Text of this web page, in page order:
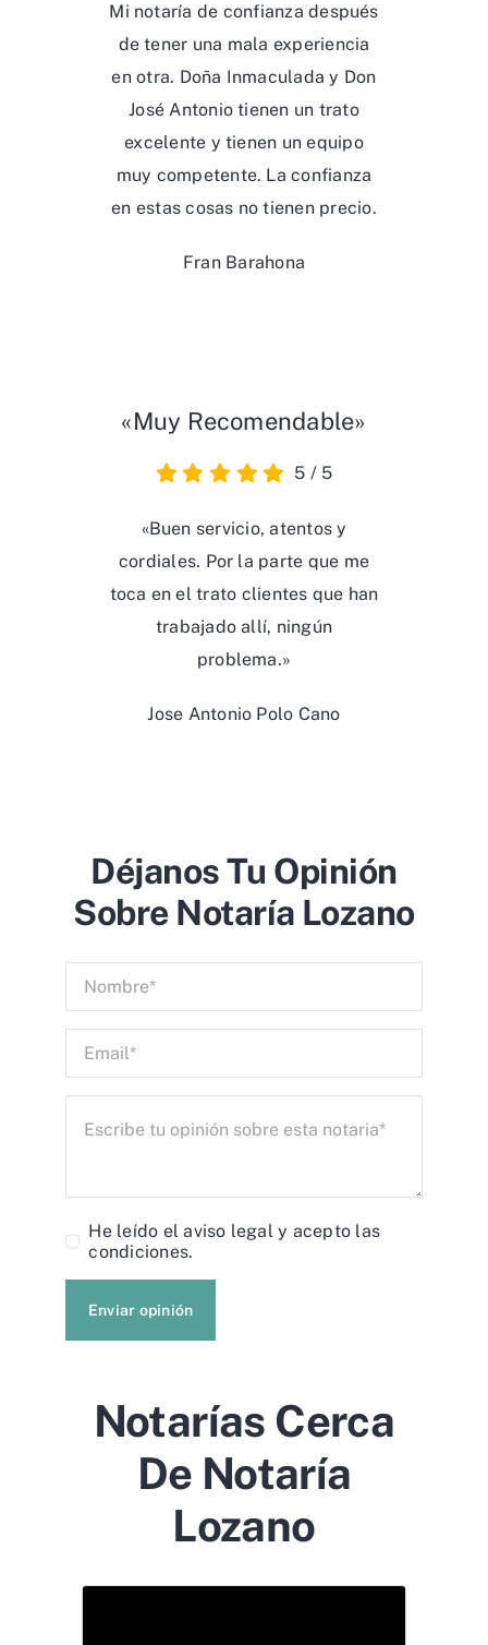
Mi notaría de confianza después
de tener una mala experiencia
en otra. Doña Inmaculada y Don
José Antonio tienen un trato
excelente y tienen un equipo
muy competente. La confianza
en estas cosas no tienen precio.
Fran Barahona
«Muy Recomendable»
5 / 5
«Buen servicio, atentos y
cordiales. Por la parte que me
toca en el trato clientes que han
trabajado allí, ningún
problema.»
Jose Antonio Polo Cano
Déjanos Tu Opinión
Sobre Notaría Lozano
He leído elaviso legal y acepto las
condiciones.
Enviar opinión
Notarías Cerca
De Notaría
Lozano